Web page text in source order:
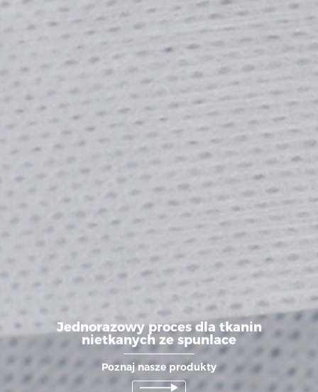
Jednorazowy proces dla tkanin
nietkanych ze spunlace
Poznaj nasze produkty